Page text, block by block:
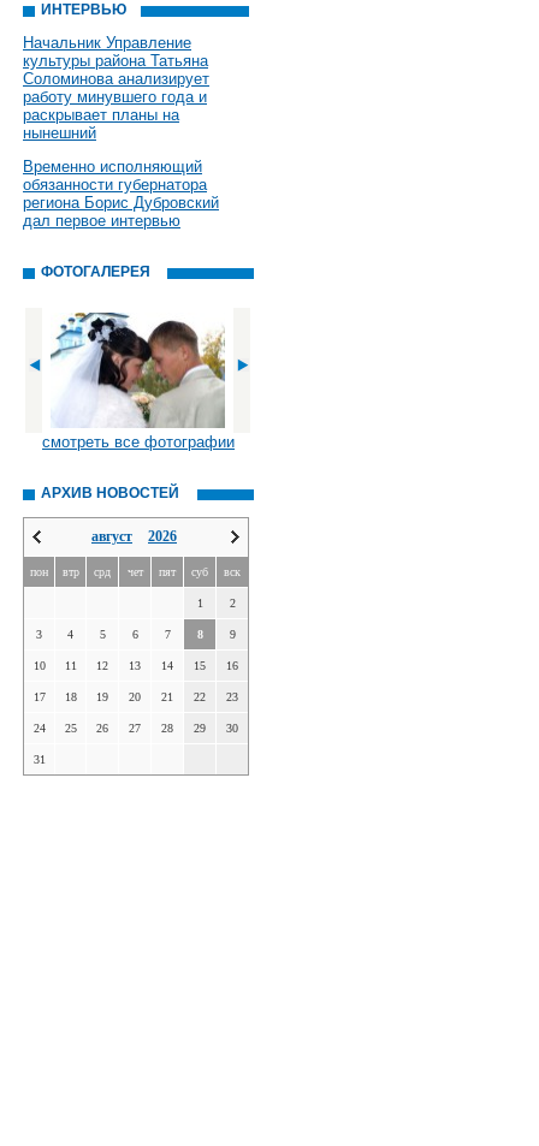
ИНТЕРВЬЮ
Начальник Управление
культуры района Татьяна
Соломинова анализирует
работу минувшего года и
раскрывает планы на
нынешний
Временно исполняющий
обязанности губернатора
региона Борис Дубровский
дал первое интервью
ФОТОГАЛЕРЕЯ
смотреть все фотографии
АРХИВ НОВОСТЕЙ
август 2026
пон втр срд чет пят суб вск
1 2
3 4 5 6 7 8 9
10 11 12 13 14 15 16
17 18 19 20 21 22 23
24 25 26 27 28 29 30
31